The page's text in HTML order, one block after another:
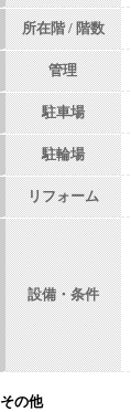
所在階 / 階数
管理
駐車場
駐輪場
リフォーム
設備・条件
その他